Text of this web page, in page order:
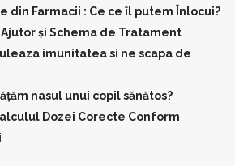
din Farmacii : Ce ce îl putem Înlocui?
Ajutor și Schema de Tratament
imunitatea si ne scapa de
nasul unui copil sănătos?
Dozei Corecte Conform